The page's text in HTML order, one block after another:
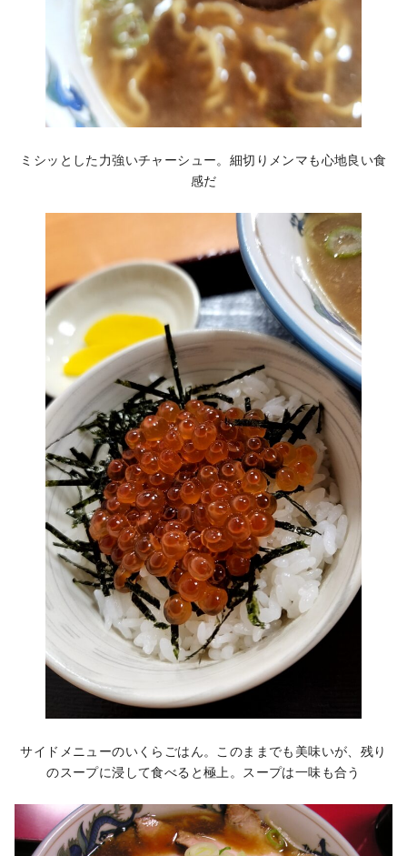
ミシッとした力強いチャーシュー。細切りメンマも心地良い食
感だ
サイドメニューのいくらごはん。このままでも美味いが、残り
のスープに浸して食べると極上。スープは一味も合う